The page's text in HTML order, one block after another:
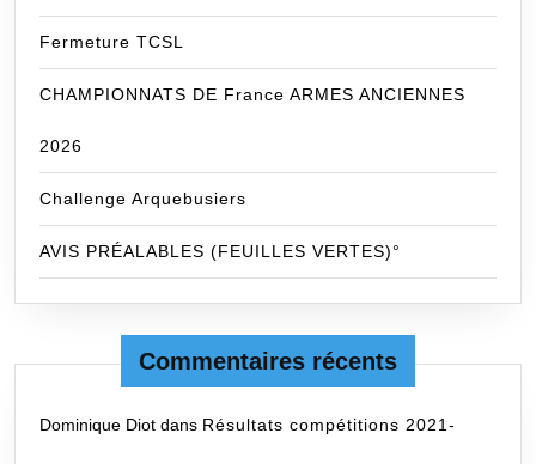
Fermeture TCSL
CHAMPIONNATS DE France ARMES ANCIENNES
2026
Challenge Arquebusiers
AVIS PRÉALABLES (FEUILLES VERTES)°
Commentaires récents
Dominique Diot dans Résultats compétitions 2021-